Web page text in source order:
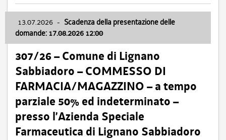
13.07.2026 - Scadenza della presentazione delle
domande: 17.08.2026 12:00
307/26 – Comune di Lignano
Sabbiadoro – COMMESSO DI
FARMACIA/MAGAZZINO – a tempo
parziale 50% ed indeterminato –
presso l’Azienda Speciale
Farmaceutica di Lignano Sabbiadoro